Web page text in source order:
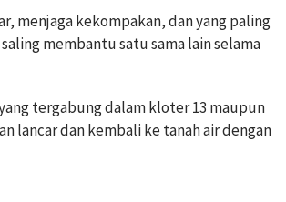
menjaga kekompakan, dan yang paling
membantu satu sama lain selama
tergabung dalam kloter 13 maupun
lancar dan kembali ke tanah air dengan